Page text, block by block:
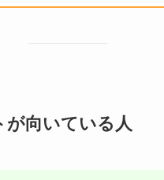
が向いている人